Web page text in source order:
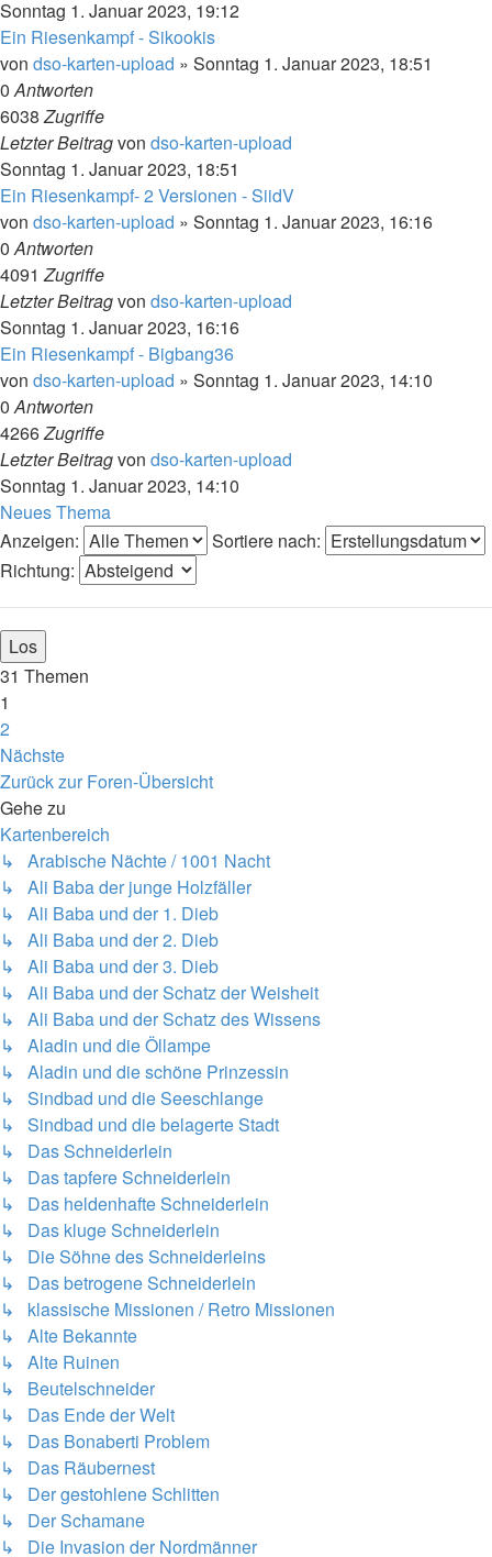
Sonntag 1. Januar 2023, 19:12
Ein Riesenkampf - Sikookis
von dso-karten-upload » Sonntag 1. Januar 2023, 18:51
0Antworten
6038Zugriffe
Letzter Beitragvon dso-karten-upload
Sonntag 1. Januar 2023, 18:51
Ein Riesenkampf- 2 Versionen - SiidV
von dso-karten-upload » Sonntag 1. Januar 2023, 16:16
0Antworten
4091Zugriffe
Letzter Beitragvon dso-karten-upload
Sonntag 1. Januar 2023, 16:16
Ein Riesenkampf - Bigbang36
von dso-karten-upload » Sonntag 1. Januar 2023, 14:10
0Antworten
4266Zugriffe
Letzter Beitragvon dso-karten-upload
Sonntag 1. Januar 2023, 14:10
Neues Thema
Anzeigen:
Sortiere nach:
Richtung:
31 Themen
1
2
Nächste
Zurück zur Foren-Übersicht
Gehe zu
Kartenbereich
↳ Arabische Nächte / 1001 Nacht
↳ Ali Baba der junge Holzfäller
↳ Ali Baba und der 1. Dieb
↳ Ali Baba und der 2. Dieb
↳ Ali Baba und der 3. Dieb
↳ Ali Baba und der Schatz der Weisheit
↳ Ali Baba und der Schatz des Wissens
↳ Aladin und die Öllampe
↳ Aladin und die schöne Prinzessin
↳ Sindbad und die Seeschlange
↳ Sindbad und die belagerte Stadt
↳ Das Schneiderlein
↳ Das tapfere Schneiderlein
↳ Das heldenhafte Schneiderlein
↳ Das kluge Schneiderlein
↳ Die Söhne des Schneiderleins
↳ Das betrogene Schneiderlein
↳ klassische Missionen / Retro Missionen
↳ Alte Bekannte
↳ Alte Ruinen
↳ Beutelschneider
↳ Das Ende der Welt
↳ Das Bonaberti Problem
↳ Das Räubernest
↳ Der gestohlene Schlitten
↳ Der Schamane
↳ Die Invasion der Nordmänner